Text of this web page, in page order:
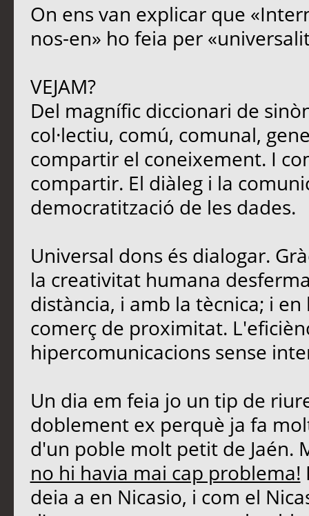
On ens van explicar que
nos-en» ho feia per
VEJAM?
Del magnífic diccionari de
col·lectiu, comú, comunal,
compartir el coneixement. I
compartir. El diàleg i la
democratització de les dades.
Universal dons és dialogar.
la creativitat humana
distància, i amb la tècnica; i
comerç de proximitat.
hipercomunicacions sense
Un dia em feia jo un tip de
doblement ex perquè ja fa
d'un poble molt petit de Jaén.
no hi havia mai cap problema!
deia a en Nicasio, i com el